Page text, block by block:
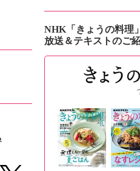
NHK「きょうの料理」
放送＆テキストのご